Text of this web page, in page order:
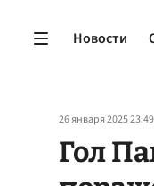
Новости
26 января 2025 23:49
Гол